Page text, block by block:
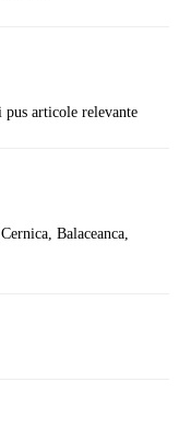
articole relevante
Balaceanca,